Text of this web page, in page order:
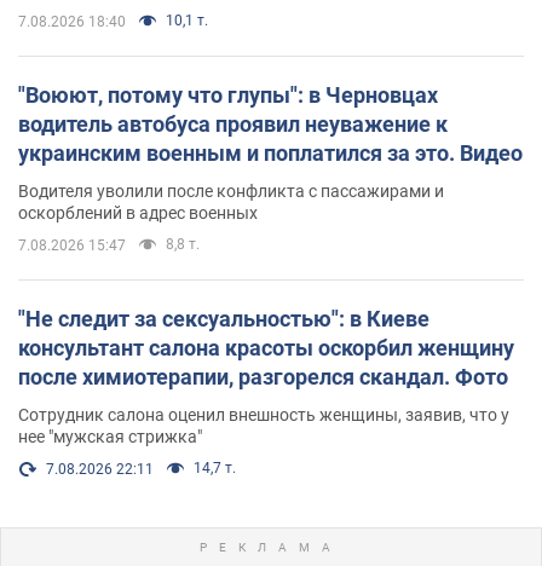
7.08.2026 18:40 10,1 т.
"Воюют, потому что глупы": в Черновцах
водитель автобуса проявил неуважение к
украинским военным и поплатился за это. Видео
Водителя уволили после конфликта с пассажирами и
оскорблений в адрес военных
7.08.2026 15:47 8,8 т.
"Не следит за сексуальностью": в Киеве
консультант салона красоты оскорбил женщину
после химиотерапии, разгорелся скандал. Фото
Сотрудник салона оценил внешность женщины, заявив, что у
нее "мужская стрижка"
7.08.2026 22:11 14,7 т.